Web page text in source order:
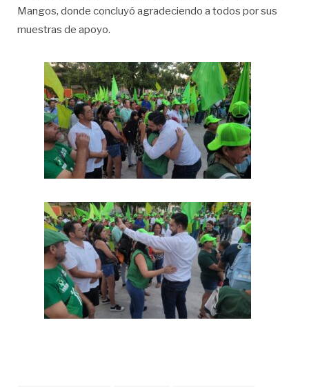
Mangos, donde concluyó agradeciendo a todos por sus
muestras de apoyo.